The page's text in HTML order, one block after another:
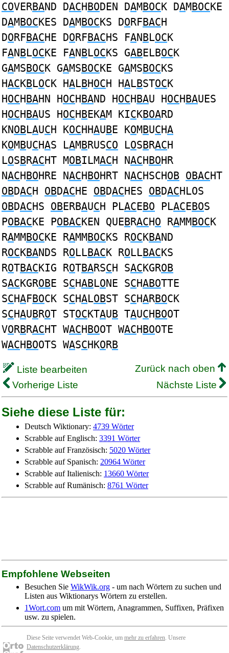
COVERBAND DACHBODEN DAMBOCK DAMBOCKE
DAMBOCKES DAMBOCKS DORFBACH
DORFBACHE DORFBACHS FANBLOCK
FANBLOCKE FANBLOCKS GABELBOCK
GAMSBOCK GAMSBOCKE GAMSBOCKS
HACKBLOCK HALBHOCH HALBSTOCK
HOCHBAHN HOCHBAND HOCHBAU HOCHBAUES
HOCHBAUS HOCHBEKAM KICKBOARD
KNOBLAUCH KOCHHAUBE KOMBUCHA
KOMBUCHAS LAMBRUSCO LOSBRACH
LOSBRACHT MOBILMACH NACHBOHR
NACHBOHRE NACHBOHRT NACHSCHOB OBACHT
OBDACH OBDACHE OBDACHES OBDACHLOS
OBDACHS OBERBAUCH PLACEBO PLACEBOS
POBACKE POBACKEN QUEBRACHO RAMMBOCK
RAMMBOCKE RAMMBOCKS ROCKBAND
ROCKBANDS ROLLBACK ROLLBACKS
ROTBACKIG ROTBARSCH SACKGROB
SACKGROBE SCHABLONE SCHABOTTE
SCHAFBOCK SCHALOBST SCHARBOCK
SCHAUBROT STOCKTAUB TAUCHBOOT
VORBRACHT WACHBOOT WACHBOOTE
WACHBOOTS WASCHKORB
Liste bearbeiten
Zurück nach oben
Vorherige Liste
Nächste Liste
Siehe diese Liste für:
Deutsch Wiktionary: 4739 Wörter
Scrabble auf Englisch: 3391 Wörter
Scrabble auf Französisch: 5020 Wörter
Scrabble auf Spanisch: 20964 Wörter
Scrabble auf Italienisch: 13660 Wörter
Scrabble auf Rumänisch: 8761 Wörter
Empfohlene Webseiten
Besuchen Sie WikWik.org - um nach Wörtern zu suchen und
Listen aus Wiktionarys Wörtern zu erstellen.
1Wort.com um mit Wörtern, Anagrammen, Suffixen, Präfixen
usw. zu spielen.
Diese Seite verwendet Web-Cookie, um mehr zu erfahren. Unsere
Datenschutzerklärung.